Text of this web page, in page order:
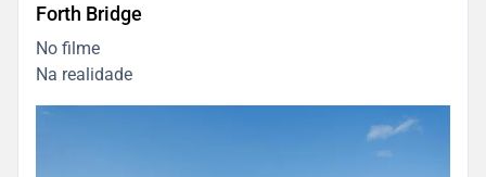
Forth Bridge
No filme
Na realidade